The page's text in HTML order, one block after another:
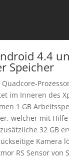
4.4
Speicher
im Inneren des
1 GB
welcher mit
32 GB
Kamera
RS Sensor von